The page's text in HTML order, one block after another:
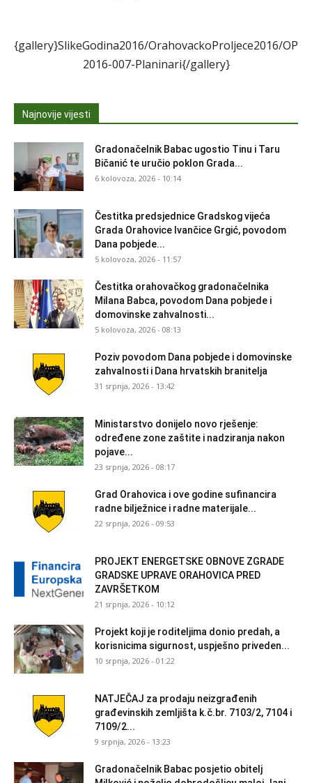
{gallery}SlikeGodina2016/OrahovackoProljece2016/OP
2016-007-Planinari{/gallery}
Najnovije vijesti
Gradonačelnik Babac ugostio Tinu i Taru
Bičanić te uručio poklon Grada...
6 kolovoza, 2026 - 10:14
Čestitka predsjednice Gradskog vijeća
Grada Orahovice Ivančice Grgić, povodom
Dana pobjede...
5 kolovoza, 2026 - 11:57
Čestitka orahovačkog gradonačelnika
Milana Babca, povodom Dana pobjede i
domovinske zahvalnosti...
5 kolovoza, 2026 - 08:13
Poziv povodom Dana pobjede i domovinske
zahvalnosti i Dana hrvatskih branitelja
31 srpnja, 2026 - 13:42
Ministarstvo donijelo novo rješenje:
određene zone zaštite i nadziranja nakon
pojave...
23 srpnja, 2026 - 08:17
Grad Orahovica i ove godine sufinancira
radne bilježnice i radne materijale...
22 srpnja, 2026 - 09:53
PROJEKT ENERGETSKE OBNOVE ZGRADE
GRADSKE UPRAVE ORAHOVICA PRED
ZAVRŠETKOM
21 srpnja, 2026 - 10:12
Projekt koji je roditeljima donio predah, a
korisnicima sigurnost, uspješno priveden...
10 srpnja, 2026 - 01:22
NATJEČAJ za prodaju neizgrađenih
građevinskih zemljišta k.č.br. 7103/2, 7104 i
7109/2...
9 srpnja, 2026 - 13:23
Gradonačelnik Babac posjetio obitelj